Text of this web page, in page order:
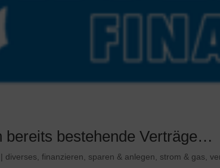
bereits bestehende Verträge…
| diverses ,finanzieren sparen & anlegen strom & gas ,